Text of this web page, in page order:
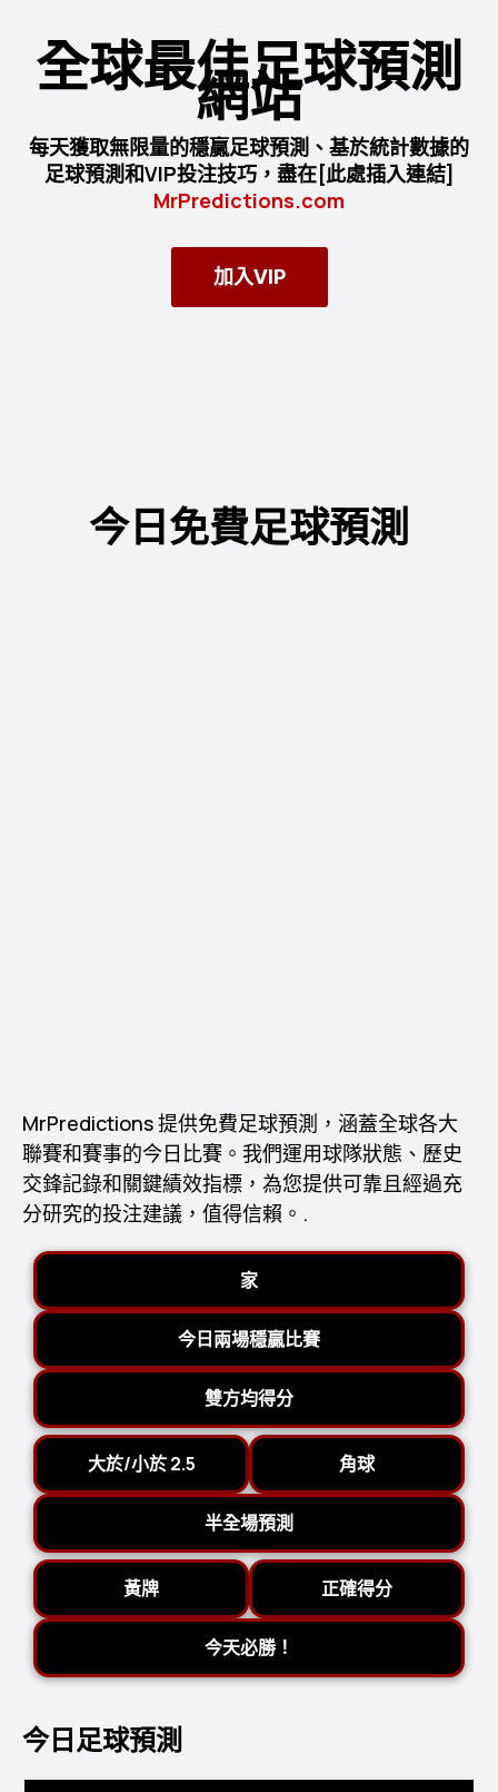
全球最佳足球預測
網站
每天獲取無限量的穩贏足球預測、基於統計數據的
足球預測和VIP投注技巧，盡在[此處插入連結]
MrPredictions.com
加入VIP
今日免費足球預測
MrPredictions 提供免費足球預測，涵蓋全球各大
聯賽和賽事的今日比賽。我們運用球隊狀態、歷史
交鋒記錄和關鍵績效指標，為您提供可靠且經過充
分研究的投注建議，值得信賴。.
家
今日兩場穩贏比賽
雙方均得分
大於/小於 2.5 角球
半全場預測
黃牌 正確得分
今天必勝！
今日足球預測